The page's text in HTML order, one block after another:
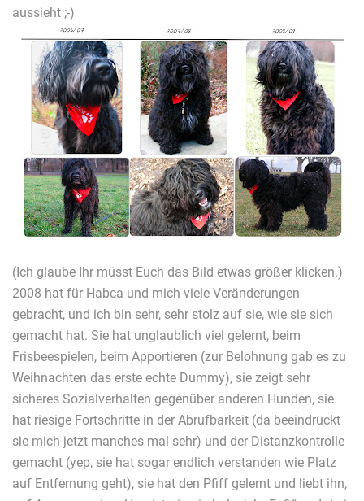
aussieht ;-)
(Ich glaube Ihr müsst Euch das Bild etwas größer klicken.)
2008 hat für Habca und mich viele Veränderungen
gebracht, und ich bin sehr, sehr stolz auf sie, wie sie sich
gemacht hat. Sie hat unglaublich viel gelernt, beim
Frisbeespielen, beim Apportieren (zur Belohnung gab es zu
Weihnachten das erste echte Dummy), sie zeigt sehr
sicheres Sozialverhalten gegenüber anderen Hunden, sie
hat riesige Fortschritte in der Abrufbarkeit (da beeindruckt
sie mich jetzt manches mal sehr) und der Distanzkontrolle
gemacht (yep, sie hat sogar endlich verstanden wie Platz
auf Entfernung geht), sie hat den Pfiff gelernt und liebt ihn,